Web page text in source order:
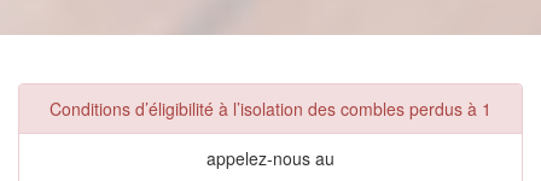
Conditions d’éligibilité à l’isolation des combles perdus à 1
appelez-nous au